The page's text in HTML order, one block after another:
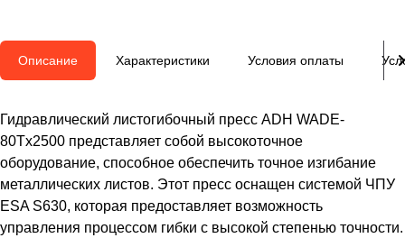
Описание Характеристики Условия оплаты
Гидравлический листогибочный пресс ADH WADE-
80Tx2500 представляет собой высокоточное
оборудование, способное обеспечить точное изгибание
металлических листов. Этот пресс оснащен системой ЧПУ
ESA S630, которая предоставляет возможность
управления процессом гибки с высокой степенью точности.